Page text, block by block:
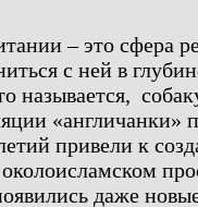
– это сфера
с ней в
называется,
«англичанки»
привели к
даже